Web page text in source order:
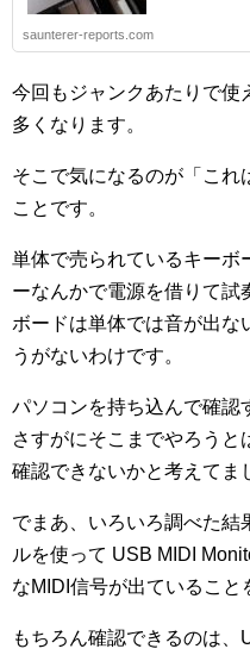
saunterer-reports.com
今回もジャンクあたりで使
多くなります。
そこで気になるのが「これ
ことです。
単体で売られているキーボ
ーなんかで電源を借りて試
ボードは単体では音が出な
うがないわけです。
パソコンを持ち込んで確認
さすがにそこまでやろうと
確認できないかと考えてま
でまあ、いろいろ調べた結
ルを使って USB MIDI
なMIDI信号が出ていること
もちろん確認できるのは